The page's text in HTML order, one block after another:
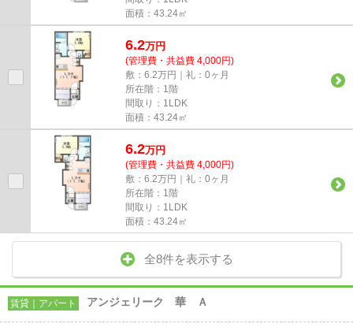
面積：43.24㎡
6.2万円
(管理費・共益費 4,000円)
敷：6.2万円｜礼：0ヶ月
所在階：1階
間取り：1LDK
面積：43.24㎡
6.2万円
(管理費・共益費 4,000円)
敷：6.2万円｜礼：0ヶ月
所在階：1階
間取り：1LDK
面積：43.24㎡
全8件を表示する
賃貸｜アパート アンジェリーク 華 Ａ